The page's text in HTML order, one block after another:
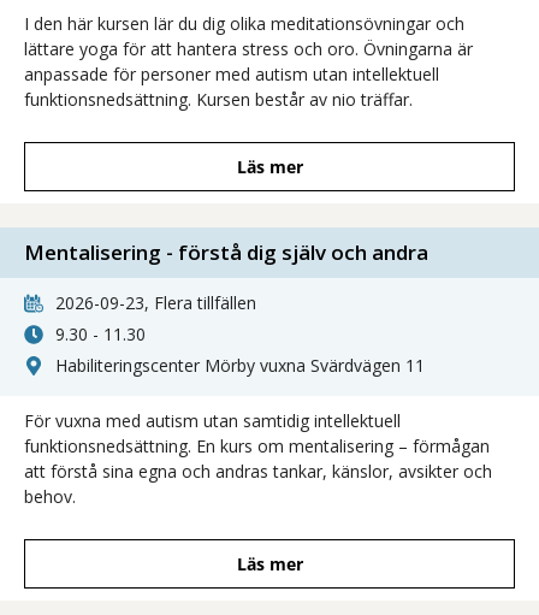
I den här kursen lär du dig olika meditationsövningar och
lättare yoga för att hantera stress och oro. Övningarna är
anpassade för personer med autism utan intellektuell
funktionsnedsättning. Kursen består av nio träffar.
Läs mer
Mentalisering - förstå dig själv och andra
2026-09-23, Flera tillfällen
9.30 - 11.30
Habiliteringscenter Mörby vuxna Svärdvägen 11
För vuxna med autism utan samtidig intellektuell
funktionsnedsättning. En kurs om mentalisering – förmågan
att förstå sina egna och andras tankar, känslor, avsikter och
behov.
Läs mer